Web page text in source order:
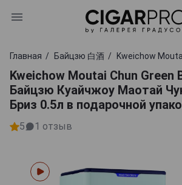
Главная Байцзю 白酒 Kweichow
Kweichow Moutai Chun Green
Байцзю Куайчжоу Маотай
Бриз 0.5л в подарочной
5 1 отзыв